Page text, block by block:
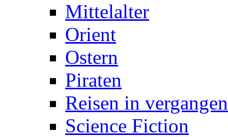
Mittelalter
Orient
Ostern
Piraten
Reisen in
Science Fiction